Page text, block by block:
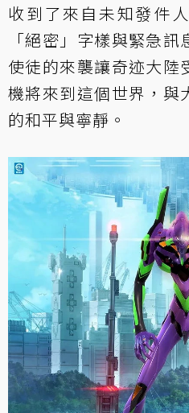
收到了來自未知發件
「絕密」字樣與緊急
使徒的來襲讓奇迹大陸
機將來到這個世界，與
的和平與寧靜。